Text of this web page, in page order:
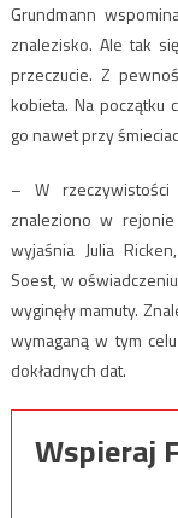
Grundmann
znalezisko. Ale tak
przeczucie. Z
kobieta. Na początku
go nawet przy
– W
znaleziono w
wyjaśnia Julia
Soest, w
wyginęły mamuty.
wymaganą w tym
dokładnych dat.
Wspieraj